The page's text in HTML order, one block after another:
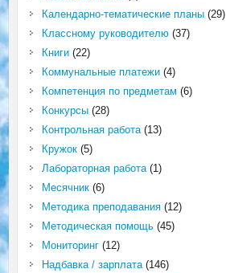
Календарно-тематические планы(29)
Классному руководителю(37)
Книги(22)
Коммунальные платежи(4)
Компетенция по предметам (6)
Конкурсы(28)
Контрольная работа(13)
Кружок(5)
Лабораторная работа(1)
Месячник(6)
Методика преподавания(12)
Методическая помощь(45)
Мониторинг(12)
Надбавка / зарплата(146)